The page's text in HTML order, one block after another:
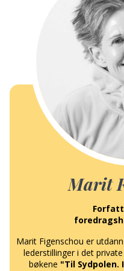
Marit
Marit Figenschou er
lederstillinger i det
bøkene "Til Sydpolen.